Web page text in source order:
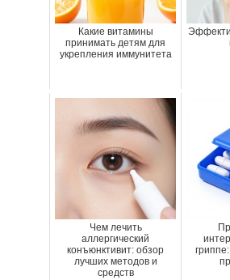
Какие витамины
принимать детям для
укрепления иммунитета
Чем лечить
аллергический
конъюнктивит: обзор
лучших методов и
средств